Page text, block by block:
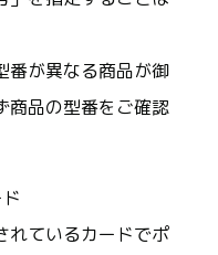
番が異なる商品が御
商品の型番をご確認
れているカードでポ